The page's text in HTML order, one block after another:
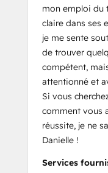
mon emploi du
claire dans ses
je me sente
de trouver
compétent,
attentionné et
Si vous
comment vous
réussite, je ne
Danielle !
Services